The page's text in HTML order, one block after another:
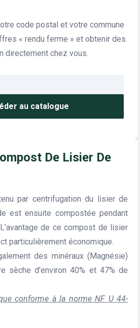
code postal et votre commune
« rendu ferme » et obtenir des
directement chez vous.
au catalogue
De Lisier De
par centrifugation du lisier de
est ensuite compostée pendant
de ce compost de lisier
particulièrement économique.
des minéraux (Magnésie)
sèche d'environ 40% et 47% de
conforme à la norme NF U 44-